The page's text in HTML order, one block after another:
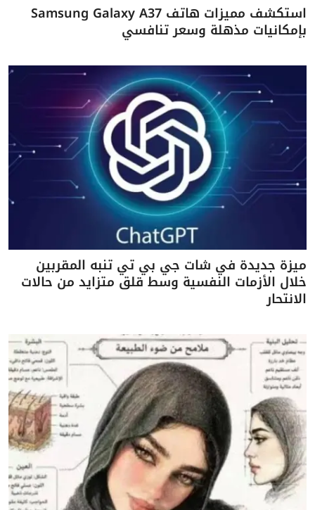
استكشف مميزات هاتف Samsung Galaxy A37
بإمكانيات مذهلة وسعر تنافسي
ميزة جديدة في شات جي بي تي تنبه المقربين
خلال الأزمات النفسية وسط قلق متزايد من حالات
الانتحار